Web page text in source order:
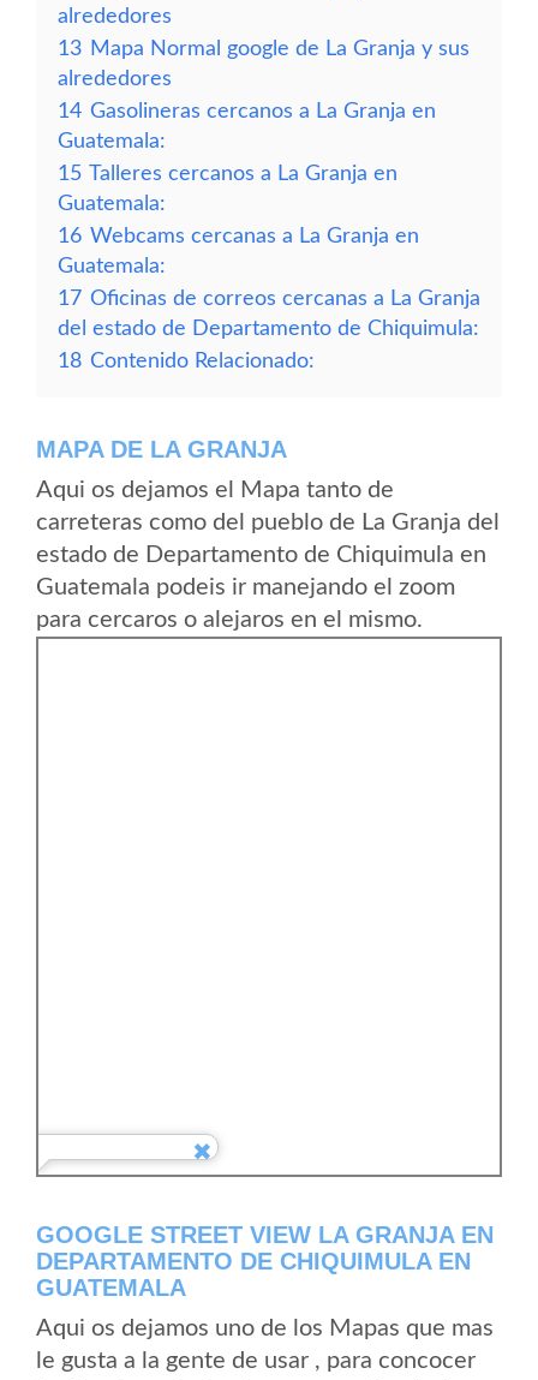
alrededores
13 Mapa Normal google de La Granja y sus
alrededores
14 Gasolineras cercanos a La Granja en
Guatemala:
15 Talleres cercanos a La Granja en
Guatemala:
16 Webcams cercanas a La Granja en
Guatemala:
17 Oficinas de correos cercanas a La Granja
del estado de Departamento de Chiquimula:
18 Contenido Relacionado:
MAPA DE LA GRANJA
Aqui os dejamos el Mapa tanto de
carreteras como del pueblo de La Granja del
estado de Departamento de Chiquimula en
Guatemala podeis ir manejando el zoom
para cercaros o alejaros en el mismo.
GOOGLE STREET VIEW LA GRANJA EN
DEPARTAMENTO DE CHIQUIMULA EN
GUATEMALA
Aqui os dejamos uno de los Mapas que mas
le gusta a la gente de usar , para concocer